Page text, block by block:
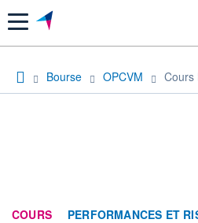
Menu
Bourse OPCVM Cours
COURS PERFORMANCES ET